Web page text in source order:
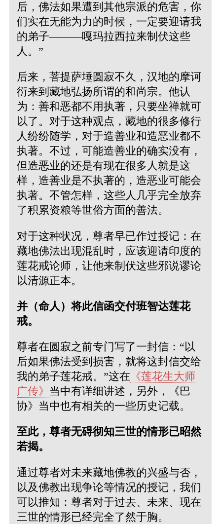
后，佛法如果遭到其他宗派的危害，你
们实在无能为力的时候，一定要迎请我
的弟子———嘎玛拉西拉来制伏这些
人。”
后来，菩提萨埵圆寂不久，汉地的摩诃
衍来到藏地弘扬所谓的和尚宗。他认
为：善和恶都不用执著，只要坐禅就可
以了。对于这种观点，藏地的很多修行
人纷纷随学，对于造善业和造恶业都不
执著。不过，可能造善业的确实没有，
但造恶业的还是有现在很多人就是这
样，造善业是不执著的，造恶业可能会
执著。不管怎样，这些人几乎完全放弃
了积累资粮等世俗方面的善法。
对于这种状况，尊者早已作过授记：在
藏地佛法出现混乱时，应该迎请印度的
莲花戒论师，让他来制伏这些邪说谬论
以清源正本。
并（命人）将此信函交付班智达莲花
戒。
尊者在圆寂之前专门写了一封信：“以
后如果佛法受到损害，就将这封信交给
我的弟子莲花戒。”这在 《莲花生大师
广传》 当中有详细讲述，另外，《巴
协》当中也有相关的一些历史记载。
至此，尊者无碍彻知三世的情形已昭然
若揭。
通过尊者对未来藏地佛教的兴盛与否，
以及佛教出现争论等情况的授记，我们
可以推知：尊者对于过去、未来、现在
三世的情形已经完全了然于胸。